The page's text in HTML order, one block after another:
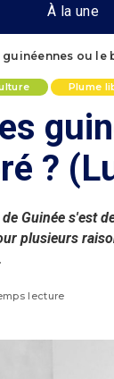
À la une
guinéennes ou le
Plume
?
Guinée s'est
plusieurs
lecture